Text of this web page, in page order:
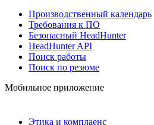
Производственный календарь
Требования к ПО
Безопасный HeadHunter
HeadHunter API
Поиск работы
Поиск по резюме
Мобильное приложение
Этика и комплаенс